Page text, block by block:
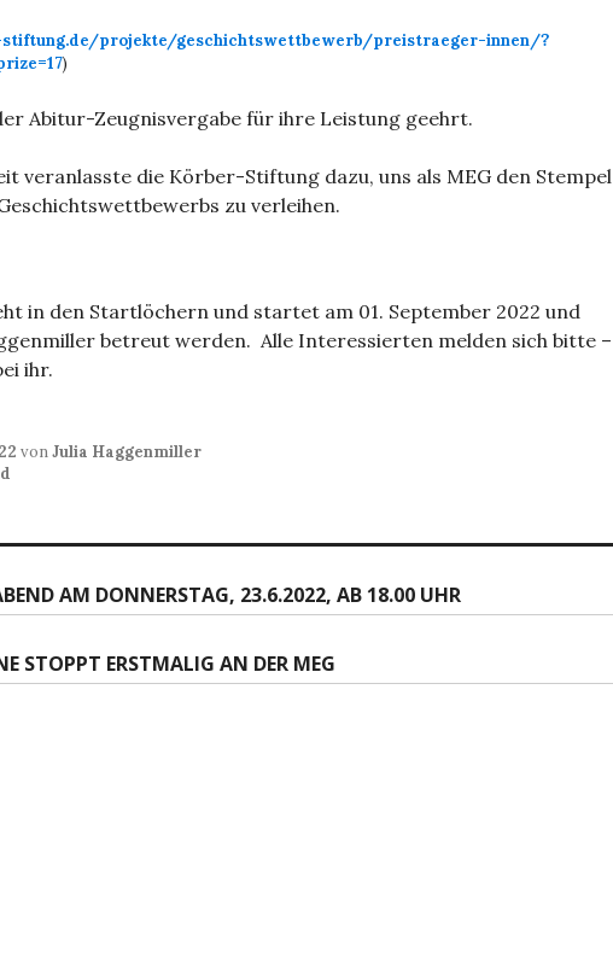
projekte/geschichtswettbewerb/preistraeger-innen/?
)
Abitur-Zeugnisvergabe für ihre Leistung geehrt.
veranlasste die Körber-Stiftung dazu, uns als MEG den Stempel
zu verleihen.
in den Startlöchern und startet am 01. September 2022 und
betreut werden. Alle Interessierten melden sich bitte –
ihr.
vonJulia Haggenmiller
AM DONNERSTAG, 23.6.2022, AB 18.00 UHR
STOPPT ERSTMALIG AN DER MEG